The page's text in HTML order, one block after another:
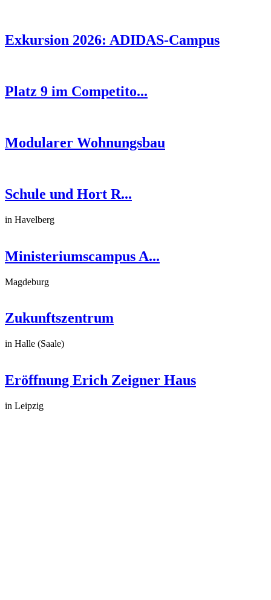
Exkursion 2026: ADIDAS-Campus
Platz 9 im Competito...
Modularer Wohnungsbau
Schule und Hort R...
in Havelberg
Ministeriumscampus A...
Magdeburg
Zukunftszentrum
in Halle (Saale)
Eröffnung Erich Zeigner Haus
in Leipzig